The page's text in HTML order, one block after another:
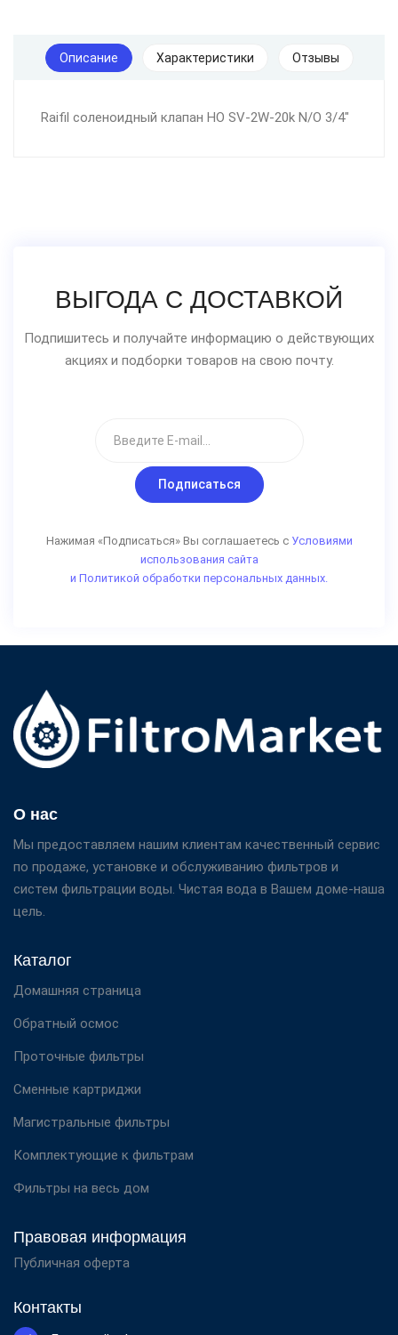
Описание Характеристики Отзывы
Raifil соленоидный клапан НО SV-2W-20k N/O 3/4"
ВЫГОДА С ДОСТАВКОЙ
Подпишитесь и получайте информацию о действующих
акциях и подборки товаров на свою почту.
Подписаться
Нажимая «Подписаться» Вы соглашаетесь с Условиями
использования сайта
и Политикой обработки персональных данных.
О нас
Мы предоставляем нашим клиентам качественный сервис
по продаже, установке и обслуживанию фильтров и
систем фильтрации воды. Чистая вода в Вашем доме-наша
цель.
Каталог
Домашняя страница
Обратный осмос
Проточные фильтры
Сменные картриджи
Магистральные фильтры
Комплектующие к фильтрам
Фильтры на весь дом
Правовая информация
Публичная оферта
Контакты